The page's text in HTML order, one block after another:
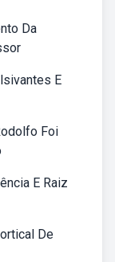
Da
E
Foi
E Raiz
De